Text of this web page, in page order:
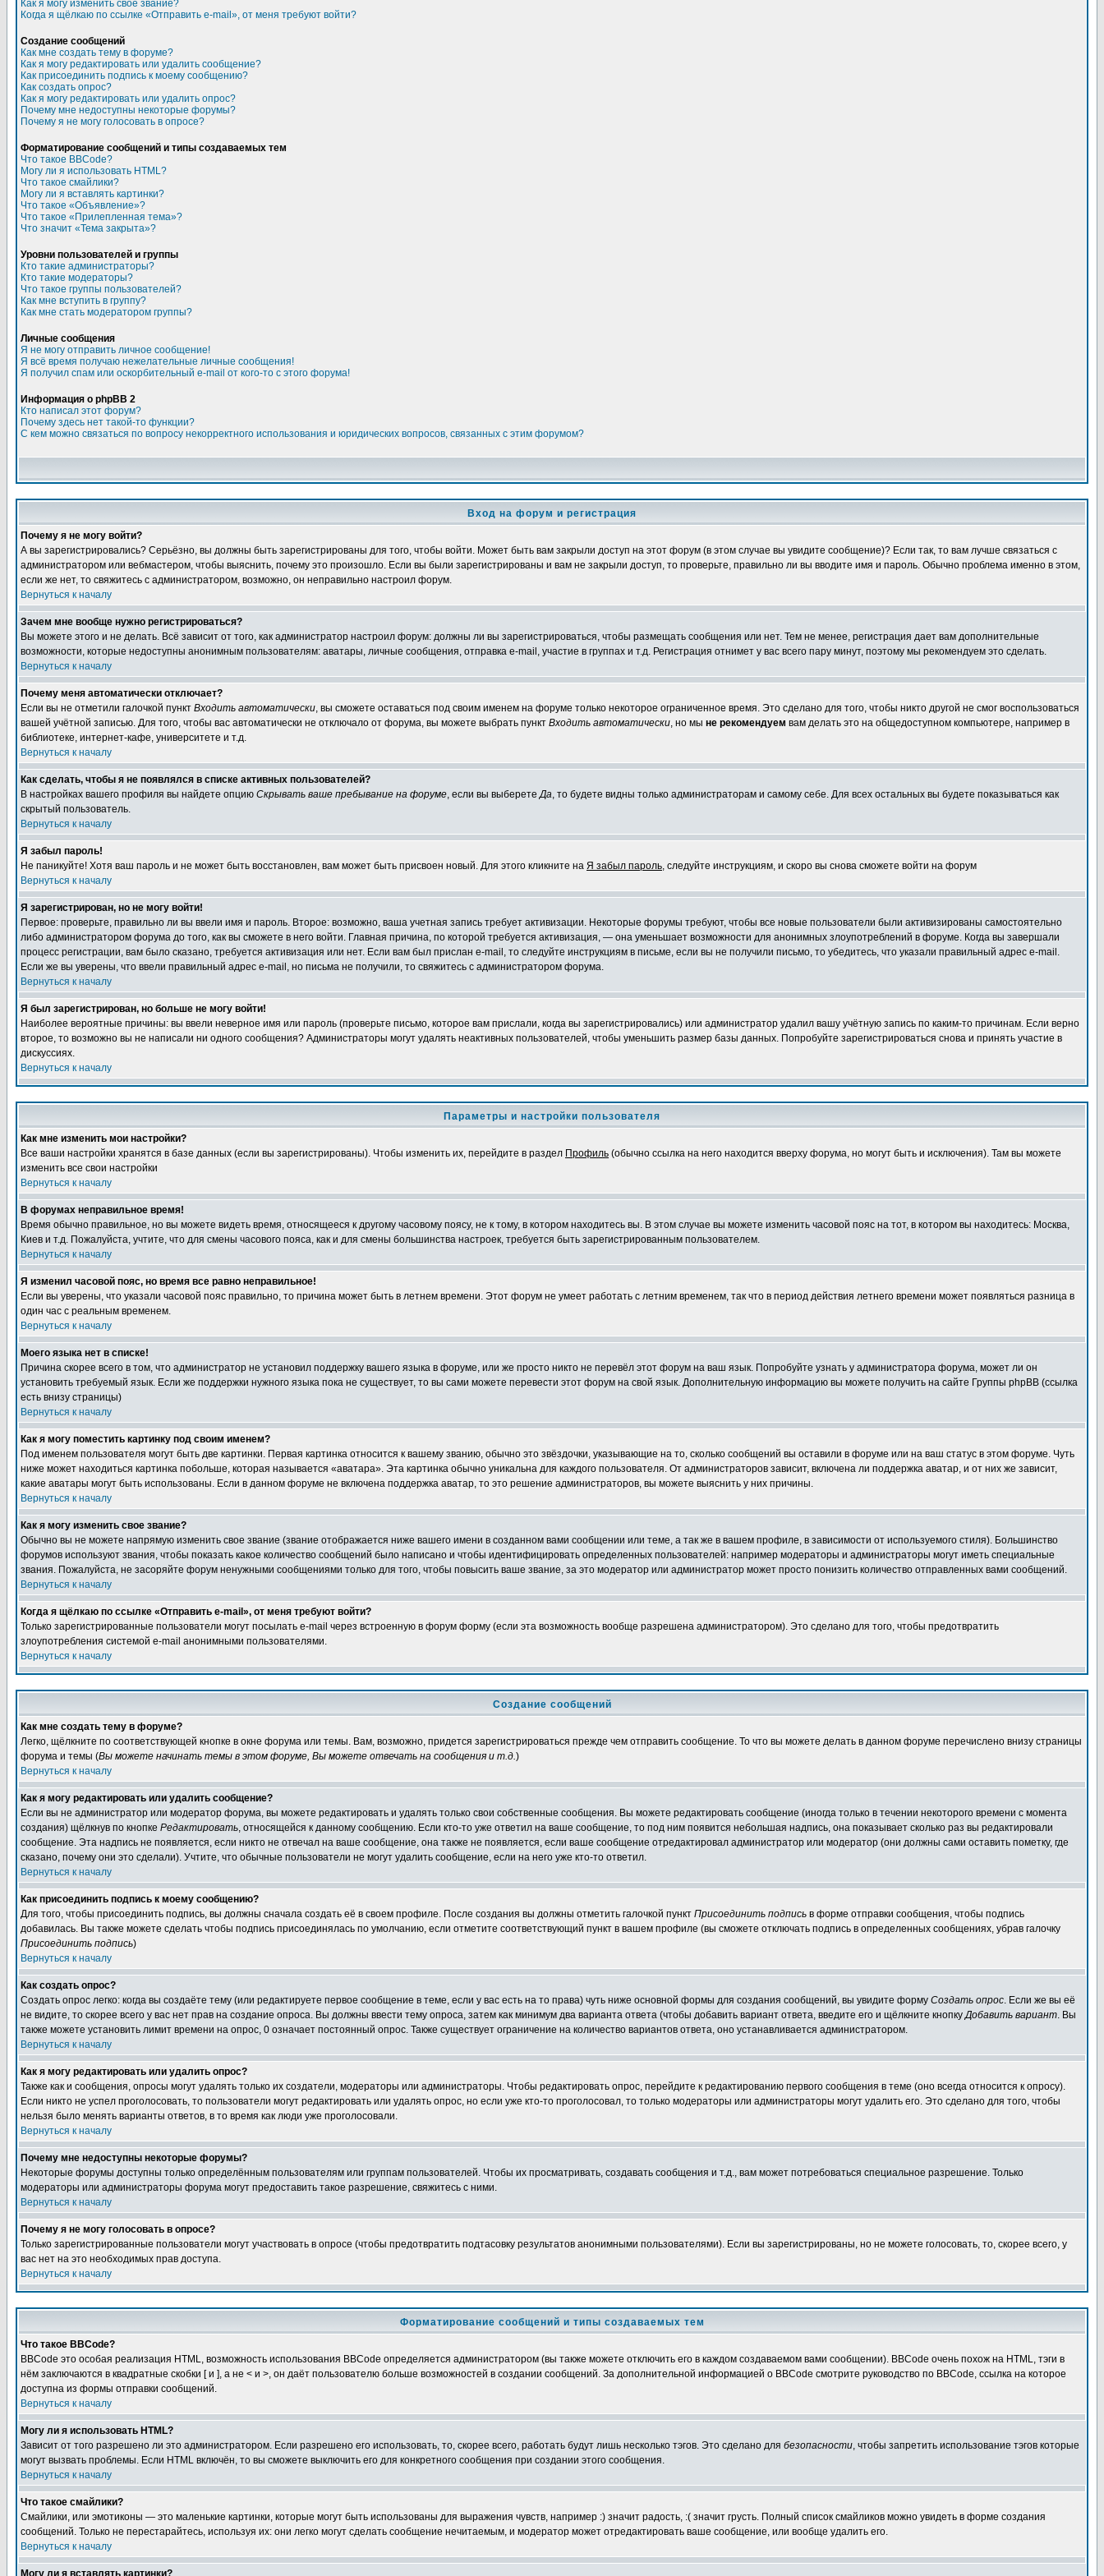
Как я могу изменить свое звание?
Когда я щёлкаю по ссылке «Отправить e-mail», от меня требуют войти?
Создание сообщений
Как мне создать тему в форуме?
Как я могу редактировать или удалить сообщение?
Как присоединить подпись к моему сообщению?
Как создать опрос?
Как я могу редактировать или удалить опрос?
Почему мне недоступны некоторые форумы?
Почему я не могу голосовать в опросе?
Форматирование сообщений и типы создаваемых тем
Что такое BBCode?
Могу ли я использовать HTML?
Что такое смайлики?
Могу ли я вставлять картинки?
Что такое «Объявление»?
Что такое «Прилепленная тема»?
Что значит «Тема закрыта»?
Уровни пользователей и группы
Кто такие администраторы?
Кто такие модераторы?
Что такое группы пользователей?
Как мне вступить в группу?
Как мне стать модератором группы?
Личные сообщения
Я не могу отправить личное сообщение!
Я всё время получаю нежелательные личные сообщения!
Я получил спам или оскорбительный e-mail от кого-то с этого форума!
Информация о phpBB 2
Кто написал этот форум?
Почему здесь нет такой-то функции?
С кем можно связаться по вопросу некорректного использования и юридических вопросов, связанных с этим форумом?
Вход на форум и регистрация
Почему я не могу войти?
А вы зарегистрировались? Серьёзно, вы должны быть зарегистрированы для того, чтобы войти. Может быть вам закрыли доступ на этот форум (в этом случае вы увидите сообщение)? Если так, то вам лучше связаться с
администратором или вебмастером, чтобы выяснить, почему это произошло. Если вы были зарегистрированы и вам не закрыли доступ, то проверьте, правильно ли вы вводите имя и пароль. Обычно проблема именно в этом,
если же нет, то свяжитесь с администратором, возможно, он неправильно настроил форум.
Вернуться к началу
Зачем мне вообще нужно регистрироваться?
Вы можете этого и не делать. Всё зависит от того, как администратор настроил форум: должны ли вы зарегистрироваться, чтобы размещать сообщения или нет. Тем не менее, регистрация дает вам дополнительные
возможности, которые недоступны анонимным пользователям: аватары, личные сообщения, отправка e-mail, участие в группах и т.д. Регистрация отнимет у вас всего пару минут, поэтому мы рекомендуем это сделать.
Вернуться к началу
Почему меня автоматически отключает?
Если вы не отметили галочкой пункт Входить автоматически, вы сможете оставаться под своим именем на форуме только некоторое ограниченное время. Это сделано для того, чтобы никто другой не смог воспользоваться
вашей учётной записью. Для того, чтобы вас автоматически не отключало от форума, вы можете выбрать пункт Входить автоматически, но мы не рекомендуем вам делать это на общедоступном компьютере, например в
библиотеке, интернет-кафе, университете и т.д.
Вернуться к началу
Как сделать, чтобы я не появлялся в списке активных пользователей?
В настройках вашего профиля вы найдете опцию Скрывать ваше пребывание на форуме, если вы выберетеДа, то будете видны только администраторам и самому себе. Для всех остальных вы будете показываться как
скрытый пользователь.
Вернуться к началу
Я забыл пароль!
Не паникуйте! Хотя ваш пароль и не может быть восстановлен, вам может быть присвоен новый. Для этого кликните на Я забыл пароль, следуйте инструкциям, и скоро вы снова сможете войти на форум
Вернуться к началу
Я зарегистрирован, но не могу войти!
Первое: проверьте, правильно ли вы ввели имя и пароль. Второе: возможно, ваша учетная запись требует активизации. Некоторые форумы требуют, чтобы все новые пользователи были активизированы самостоятельно
либо администратором форума до того, как вы сможете в него войти. Главная причина, по которой требуется активизация, — она уменьшает возможности для анонимных злоупотреблений в форуме. Когда вы завершали
процесс регистрации, вам было сказано, требуется активизация или нет. Если вам был прислан e-mail, то следуйте инструкциям в письме, если вы не получили письмо, то убедитесь, что указали правильный адрес e-mail.
Если же вы уверены, что ввели правильный адрес e-mail, но письма не получили, то свяжитесь с администратором форума.
Вернуться к началу
Я был зарегистрирован, но больше не могу войти!
Наиболее вероятные причины: вы ввели неверное имя или пароль (проверьте письмо, которое вам прислали, когда вы зарегистрировались) или администратор удалил вашу учётную запись по каким-то причинам. Если верно
второе, то возможно вы не написали ни одного сообщения? Администраторы могут удалять неактивных пользователей, чтобы уменьшить размер базы данных. Попробуйте зарегистрироваться снова и принять участие в
дискуссиях.
Вернуться к началу
Параметры и настройки пользователя
Как мне изменить мои настройки?
Все ваши настройки хранятся в базе данных (если вы зарегистрированы). Чтобы изменить их, перейдите в раздел Профиль (обычно ссылка на него находится вверху форума, но могут быть и исключения). Там вы можете
изменить все свои настройки
Вернуться к началу
В форумах неправильное время!
Время обычно правильное, но вы можете видеть время, относящееся к другому часовому поясу, не к тому, в котором находитесь вы. В этом случае вы можете изменить часовой пояс на тот, в котором вы находитесь: Москва,
Киев и т.д. Пожалуйста, учтите, что для смены часового пояса, как и для смены большинства настроек, требуется быть зарегистрированным пользователем.
Вернуться к началу
Я изменил часовой пояс, но время все равно неправильное!
Если вы уверены, что указали часовой пояс правильно, то причина может быть в летнем времени. Этот форум не умеет работать с летним временем, так что в период действия летнего времени может появляться разница в
один час с реальным временем.
Вернуться к началу
Моего языка нет в списке!
Причина скорее всего в том, что администратор не установил поддержку вашего языка в форуме, или же просто никто не перевёл этот форум на ваш язык. Попробуйте узнать у администратора форума, может ли он
установить требуемый язык. Если же поддержки нужного языка пока не существует, то вы сами можете перевести этот форум на свой язык. Дополнительную информацию вы можете получить на сайте Группы phpBB (ссылка
есть внизу страницы)
Вернуться к началу
Как я могу поместить картинку под своим именем?
Под именем пользователя могут быть две картинки. Первая картинка относится к вашему званию, обычно это звёздочки, указывающие на то, сколько сообщений вы оставили в форуме или на ваш статус в этом форуме. Чуть
ниже может находиться картинка побольше, которая называется «аватара». Эта картинка обычно уникальна для каждого пользователя. От администраторов зависит, включена ли поддержка аватар, и от них же зависит,
какие аватары могут быть использованы. Если в данном форуме не включена поддержка аватар, то это решение администраторов, вы можете выяснить у них причины.
Вернуться к началу
Как я могу изменить свое звание?
Обычно вы не можете напрямую изменить свое звание (звание отображается ниже вашего имени в созданном вами сообщении или теме, а так же в вашем профиле, в зависимости от используемого стиля). Большинство
форумов используют звания, чтобы показать какое количество сообщений было написано и чтобы идентифицировать определенных пользователей: например модераторы и администраторы могут иметь специальные
звания. Пожалуйста, не засоряйте форум ненужными сообщениями только для того, чтобы повысить ваше звание, за это модератор или администратор может просто понизить количество отправленных вами сообщений.
Вернуться к началу
Когда я щёлкаю по ссылке «Отправить e-mail», от меня требуют войти?
Только зарегистрированные пользователи могут посылать e-mail через встроенную в форум форму (если эта возможность вообще разрешена администратором). Это сделано для того, чтобы предотвратить
злоупотребления системой e-mail анонимными пользователями.
Вернуться к началу
Создание сообщений
Как мне создать тему в форуме?
Легко, щёлкните по соответствующей кнопке в окне форума или темы. Вам, возможно, придется зарегистрироваться прежде чем отправить сообщение. То что вы можете делать в данном форуме перечислено внизу страницы
форума и темы (Вы можете начинать темы в этом форуме, Вы можете отвечать на сообщения и т.д.)
Вернуться к началу
Как я могу редактировать или удалить сообщение?
Если вы не администратор или модератор форума, вы можете редактировать и удалять только свои собственные сообщения. Вы можете редактировать сообщение (иногда только в течении некоторого времени с момента
создания) щёлкнув по кнопке Редактировать, относящейся к данному сообщению. Если кто-то уже ответил на ваше сообщение, то под ним появится небольшая надпись, она показывает сколько раз вы редактировали
сообщение. Эта надпись не появляется, если никто не отвечал на ваше сообщение, она также не появляется, если ваше сообщение отредактировал администратор или модератор (они должны сами оставить пометку, где
сказано, почему они это сделали). Учтите, что обычные пользователи не могут удалить сообщение, если на него уже кто-то ответил.
Вернуться к началу
Как присоединить подпись к моему сообщению?
Для того, чтобы присоединить подпись, вы должны сначала создать её в своем профиле. После создания вы должны отметить галочкой пункт Присоединить подпись в форме отправки сообщения, чтобы подпись
добавилась. Вы также можете сделать чтобы подпись присоединялась по умолчанию, если отметите соответствующий пункт в вашем профиле (вы сможете отключать подпись в определенных сообщениях, убрав галочку
Присоединить подпись)
Вернуться к началу
Как создать опрос?
Создать опрос легко: когда вы создаёте тему (или редактируете первое сообщение в теме, если у вас есть на то права) чуть ниже основной формы для создания сообщений, вы увидите форму Создать опрос. Если же вы её
не видите, то скорее всего у вас нет прав на создание опроса. Вы должны ввести тему опроса, затем как минимум два варианта ответа (чтобы добавить вариант ответа, введите его и щёлкните кнопкуДобавить вариант. Вы
также можете установить лимит времени на опрос, 0 означает постоянный опрос. Также существует ограничение на количество вариантов ответа, оно устанавливается администратором.
Вернуться к началу
Как я могу редактировать или удалить опрос?
Также как и сообщения, опросы могут удалять только их создатели, модераторы или администраторы. Чтобы редактировать опрос, перейдите к редактированию первого сообщения в теме (оно всегда относится к опросу).
Если никто не успел проголосовать, то пользователи могут редактировать или удалять опрос, но если уже кто-то проголосовал, то только модераторы или администраторы могут удалить его. Это сделано для того, чтобы
нельзя было менять варианты ответов, в то время как люди уже проголосовали.
Вернуться к началу
Почему мне недоступны некоторые форумы?
Некоторые форумы доступны только определённым пользователям или группам пользователей. Чтобы их просматривать, создавать сообщения и т.д., вам может потребоваться специальное разрешение. Только
модераторы или администраторы форума могут предоставить такое разрешение, свяжитесь с ними.
Вернуться к началу
Почему я не могу голосовать в опросе?
Только зарегистрированные пользователи могут участвовать в опросе (чтобы предотвратить подтасовку результатов анонимными пользователями). Если вы зарегистрированы, но не можете голосовать, то, скорее всего, у
вас нет на это необходимых прав доступа.
Вернуться к началу
Форматирование сообщений и типы создаваемых тем
Что такое BBCode?
BBCode это особая реализация HTML, возможность использования BBCode определяется администратором (вы также можете отключить его в каждом создаваемом вами сообщении). BBCode очень похож на HTML, тэги в
нём заключаются в квадратные скобки [ и ], а не < и >, он даёт пользователю больше возможностей в создании сообщений. За дополнительной информацией о BBCode смотрите руководство по BBCode, ссылка на которое
доступна из формы отправки сообщений.
Вернуться к началу
Могу ли я использовать HTML?
Зависит от того разрешено ли это администратором. Если разрешено его использовать, то, скорее всего, работать будут лишь несколько тэгов. Это сделано для безопасности, чтобы запретить использование тэгов которые
могут вызвать проблемы. Если HTML включён, то вы сможете выключить его для конкретного сообщения при создании этого сообщения.
Вернуться к началу
Что такое смайлики?
Смайлики, или эмотиконы — это маленькие картинки, которые могут быть использованы для выражения чувств, например :) значит радость, :( значит грусть. Полный список смайликов можно увидеть в форме создания
сообщений. Только не перестарайтесь, используя их: они легко могут сделать сообщение нечитаемым, и модератор может отредактировать ваше сообщение, или вообще удалить его.
Вернуться к началу
Могу ли я вставлять картинки?